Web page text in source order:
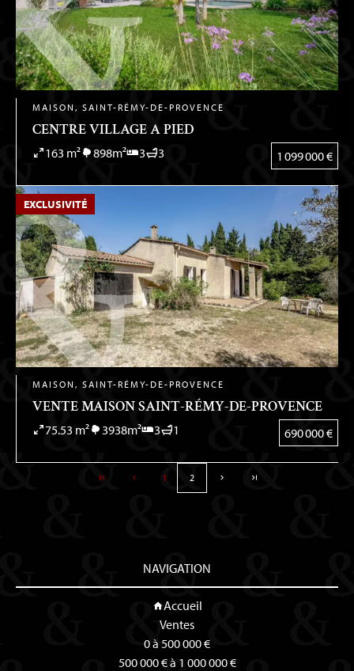
MAISON, SAINT-RÉMY-DE-PROVENCE
CENTRE VILLAGE A PIED
163 m² 898m² 3 3 1 099 000 €
EXCLUSIVITÉ
MAISON, SAINT-RÉMY-DE-PROVENCE
VENTE MAISON SAINT-RÉMY-DE-PROVENCE
75.53 m² 3938m² 3 1 690 000 €
1 2
NAVIGATION
Accueil
Ventes
0 à 500 000 €
500 000 € à 1 000 000 €